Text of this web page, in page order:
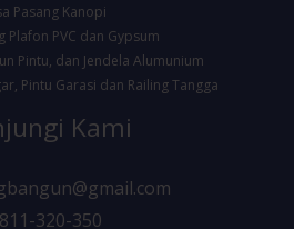
Pasang Kanopi
Plafon PVC dan Gypsum
Pintu, dan Jendela Alumunium
Pintu Garasi dan Railing Tangga
Kami
320-350